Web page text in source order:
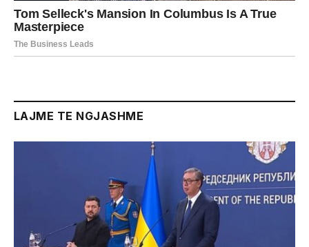
LAJME TE NGJASHME